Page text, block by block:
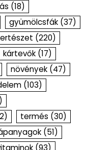
(18)
gyümölcsfák (37)
(220)
kártevők (17)
növények (47)
(103)
termés (30)
(51)
(93)